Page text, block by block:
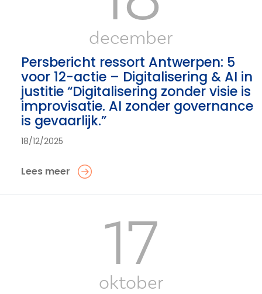
december
Persbericht ressort Antwerpen: 5
voor 12-actie – Digitalisering & AI in
justitie “Digitalisering zonder visie is
improvisatie. AI zonder governance
is gevaarlijk.”
18/12/2025
Lees meer
17
oktober